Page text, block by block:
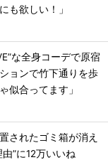
も欲しい！」
な全身コーデで原宿
ョンで竹下通りを歩
合ってます」
されたゴミ箱が消え
由”に12万いいね